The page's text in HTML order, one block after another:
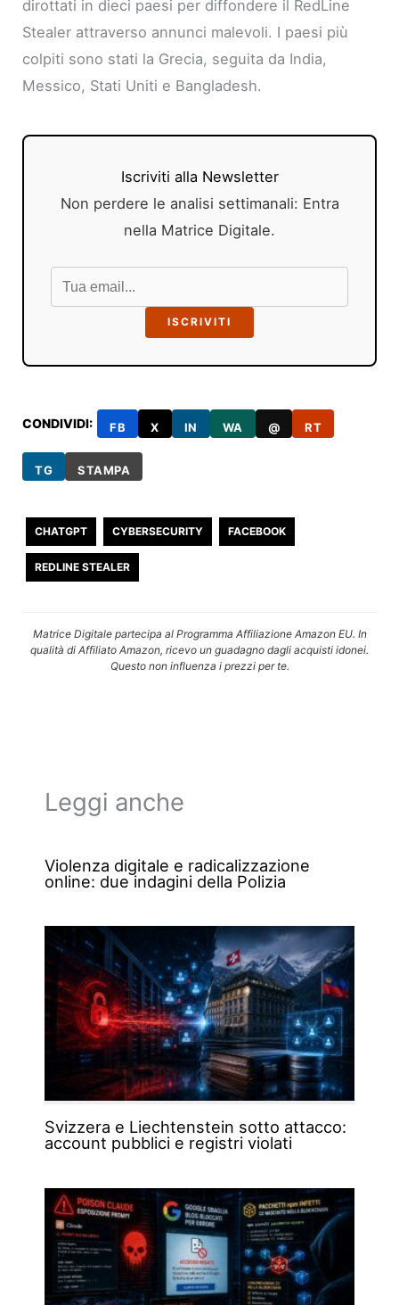
dirottati in dieci paesi per diffondere il RedLine
Stealer attraverso annunci malevoli. I paesi più
colpiti sono stati la Grecia, seguita da India,
Messico, Stati Uniti e Bangladesh.
Iscriviti alla Newsletter
Non perdere le analisi settimanali: Entra
nella Matrice Digitale.
ISCRIVITI
CONDIVIDI: FB X IN WA @ RT
TG STAMPA
CHATGPT CYBERSECURITY FACEBOOK
REDLINE STEALER
Matrice Digitale partecipa al Programma Affiliazione Amazon EU. In
qualità di Affiliato Amazon, ricevo un guadagno dagli acquisti idonei.
Questo non influenza i prezzi per te.
Leggi anche
Violenza digitale e radicalizzazione
online: due indagini della Polizia
Svizzera e Liechtenstein sotto attacco:
account pubblici e registri violati